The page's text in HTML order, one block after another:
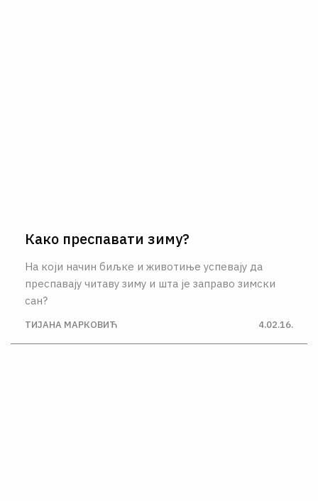
Како преспавати зиму?
На који начин биљке и животиње успевају да
преспавају читаву зиму и шта је заправо зимски
сан?
ТИЈАНА МАРКОВИЋ 4.02.16.